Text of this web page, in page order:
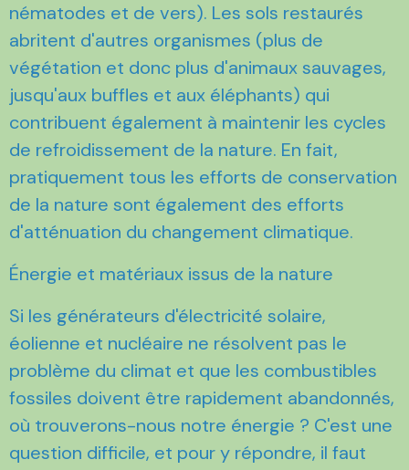
nématodes et de vers). Les sols restaurés
abritent d'autres organismes (plus de
végétation et donc plus d'animaux sauvages,
jusqu'aux buffles et aux éléphants) qui
contribuent également à maintenir les cycles
de refroidissement de la nature. En fait,
pratiquement tous les efforts de conservation
de la nature sont également des efforts
d'atténuation du changement climatique.
Énergie et matériaux issus de la nature
Si les générateurs d'électricité solaire,
éolienne et nucléaire ne résolvent pas le
problème du climat et que les combustibles
fossiles doivent être rapidement abandonnés,
où trouverons-nous notre énergie ? C'est une
question difficile, et pour y répondre, il faut